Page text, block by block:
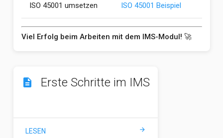
ISO 45001 umsetzen ISO 45001 Beispiel
Viel Erfolg beim Arbeiten mit dem IMS-Modul! 🚀
description Erste Schritte im IMS
LESEN arrow_forward